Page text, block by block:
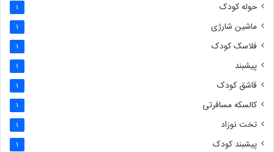
حوله کودک 1
ماشین شارژی 1
فلاسک کودک 1
پیشبند 1
قاشق کودک 1
کالسکه مسافرتی 1
تخت نوزاد 1
پیشبند کودک 1